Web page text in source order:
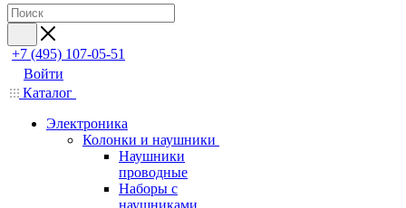
+7 (495) 107-05-51
Войти
Каталог
Электроника
Колонки и наушники
Наушники
проводные
Наборы с
наушниками